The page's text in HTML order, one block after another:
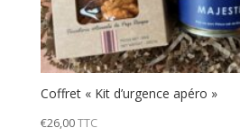
Coffret « Kit d’urgence apéro »
€26,00TTC